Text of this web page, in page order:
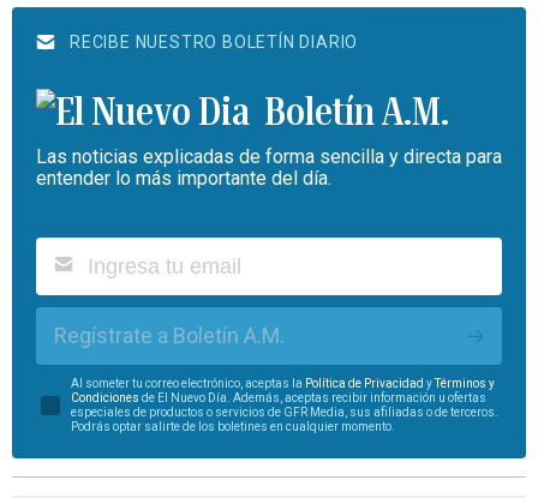
RECIBE NUESTRO BOLETÍN DIARIO
Boletín A.M.
Las noticias explicadas de forma sencilla y directa para
entender lo más importante del día.
Regístrate a Boletín A.M.
Al someter tu correo electrónico, aceptas la Política de Privacidad yTérminos y
Condiciones de El Nuevo Día. Además, aceptas recibir información u ofertas
especiales de productos o servicios de GFR Media, sus afiliadas o de terceros.
Podrás optar salirte de los boletines en cualquier momento.